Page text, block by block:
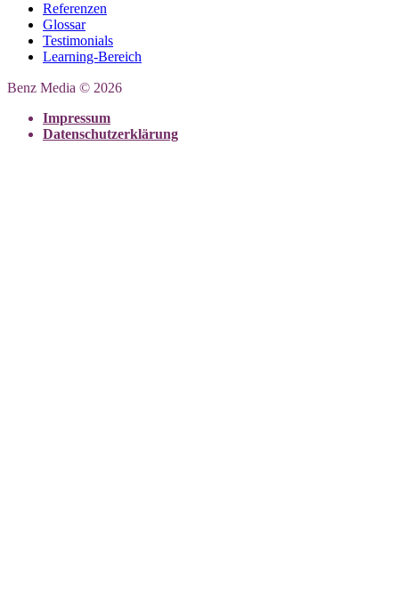
Referenzen
Glossar
Testimonials
Learning-Bereich
Benz Media © 2026
Impressum
Datenschutzerklärung